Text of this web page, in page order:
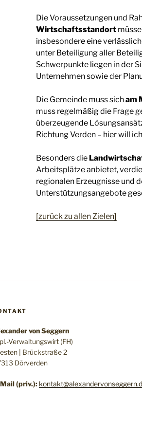
Die Voraussetzungen und
Wirtschaftsstandort
insbesondere eine
unter Beteiligung aller
Schwerpunkte liegen in der
Unternehmen sowie der
Die Gemeinde muss sicham
muss regelmäßig die Frage
überzeugende
Richtung Verden – hier will
Besonders die
Arbeitsplätze anbietet,
regionalen Erzeugnisse und
Unterstützungsangebote
[zurück zu allen Zielen]
von Seggern
Verwaltungswirt (FH)
| Brückstraße 2
Dörverden
(priv.):